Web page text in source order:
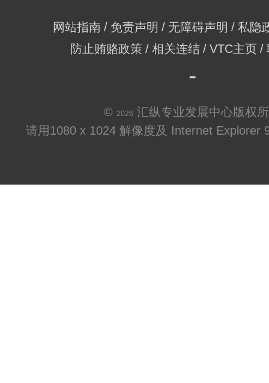
网站指南 免责声明 无障碍声明
私隐
防止贿赂政策
相关连结 VTC主页
© 2026 汇纵专业发展中心版权
请用1080 x 1024 解像度及 Internet Explorer